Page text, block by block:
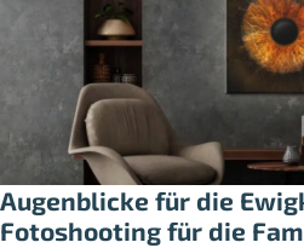
Augenblicke für die
Fotoshooting für die